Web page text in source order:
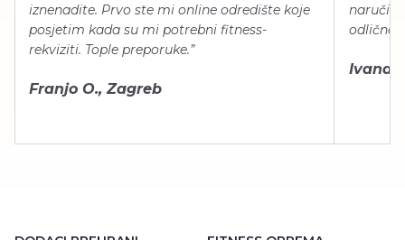
iznenadite. Prvo ste mi online odredište koje
posjetim kada su mi potrebni fitness-
rekviziti. Tople preporuke.”
Franjo O., Zagreb
naručiti,
odlično
Ivana